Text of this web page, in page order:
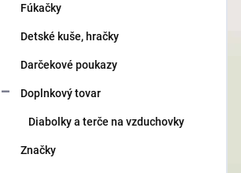
Fúkačky
Detské kuše, hračky
Darčekové poukazy
Doplnkový tovar
Diabolky a terče na vzduchovky
Značky